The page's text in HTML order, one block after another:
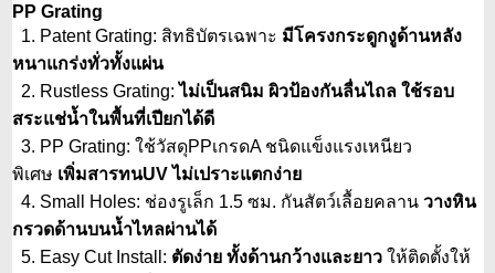
PP Grating
1. Patent Grating: สิทธิบัตรเฉพาะ มีโครงกระดูกงูด้านหลัง
หนาแกร่งทั่วทั้งแผ่น
2. Rustless Grating:ไม่เป็นสนิม ผิวป้องกันลื่นไถล ใช้รอบ
สระแช่น้ำในพื้นที่เปียกได้ดี
3. PP Grating: ใช้วัสดุPPเกรดA ชนิดแข็งแรงเหนียว
พิเศษ เพิ่มสารทนUV ไม่เปราะแตกง่าย
4. Small Holes: ช่องรูเล็ก 1.5 ซม. กันสัตว์เลื้อยคลาน วางหิน
กรวดด้านบนน้ำไหลผ่านได้
5. Easy Cut Install: ตัดง่าย ทั้งด้านกว้างและยาว ให้ติดตั้งให้